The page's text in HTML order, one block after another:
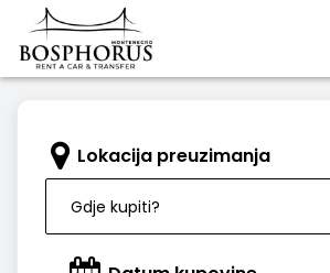
Lokacija preuzimanja
Gdje kupiti?